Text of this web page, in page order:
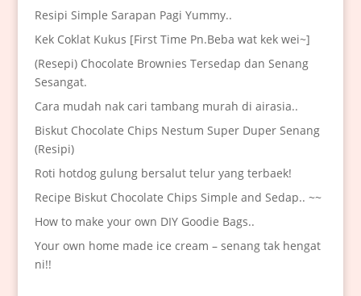
Resipi Simple Sarapan Pagi Yummy..
Kek Coklat Kukus [First Time Pn.Beba wat kek wei~]
(Resepi) Chocolate Brownies Tersedap dan Senang
Sesangat.
Cara mudah nak cari tambang murah di airasia..
Biskut Chocolate Chips Nestum Super Duper Senang
(Resipi)
Roti hotdog gulung bersalut telur yang terbaek!
Recipe Biskut Chocolate Chips Simple and Sedap.. ~~
How to make your own DIY Goodie Bags..
Your own home made ice cream – senang tak hengat
ni!!